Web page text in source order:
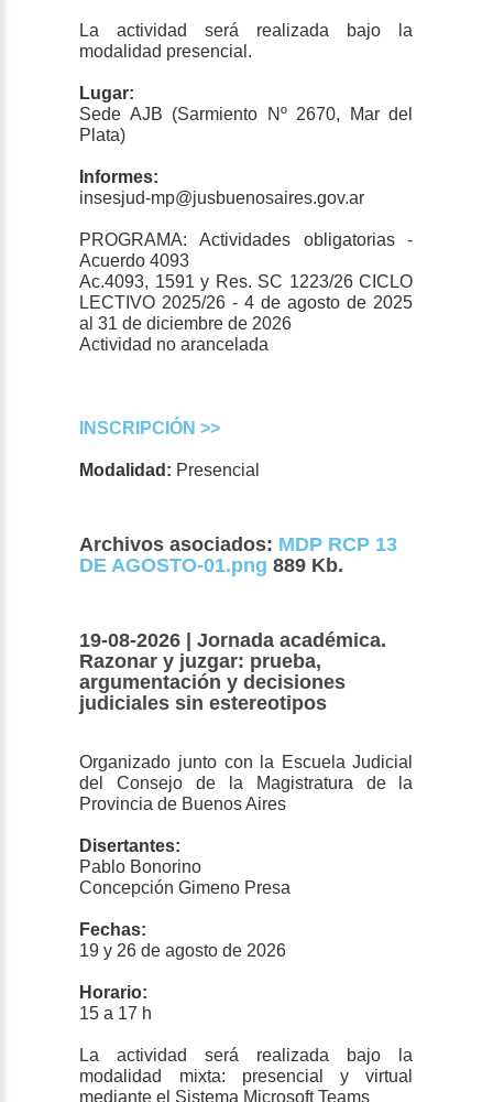
La actividad será realizada bajo la
modalidad presencial.
Lugar:
Sede AJB (Sarmiento Nº 2670, Mar del
Plata)
Informes:
insesjud-mp@jusbuenosaires.gov.ar
PROGRAMA: Actividades obligatorias -
Acuerdo 4093
Ac.4093, 1591 y Res. SC 1223/26 CICLO
LECTIVO 2025/26 - 4 de agosto de 2025
al 31 de diciembre de 2026
Actividad no arancelada
INSCRIPCIÓN >>
Modalidad: Presencial
Archivos asociados: MDP RCP 13
DE AGOSTO-01.png 889 Kb.
19-08-2026 | Jornada académica.
Razonar y juzgar: prueba,
argumentación y decisiones
judiciales sin estereotipos
Organizado junto con la Escuela Judicial
del Consejo de la Magistratura de la
Provincia de Buenos Aires
Disertantes:
Pablo Bonorino
Concepción Gimeno Presa
Fechas:
19 y 26 de agosto de 2026
Horario:
15 a 17 h
La actividad será realizada bajo la
modalidad mixta: presencial y virtual
mediante el Sistema Microsoft Teams